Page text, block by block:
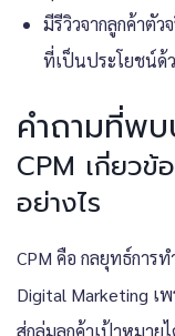
มีรีวิวจากลูกค้าตัว
ที่เป็นประโยชน์ด้
คำถามที่พ
CPM เกี่ยว
อย่างไร
CPM คือ กลยุทธ์การ
Digital Marketing
สู่กลุ่มลูกค้าเป้าหมายไ